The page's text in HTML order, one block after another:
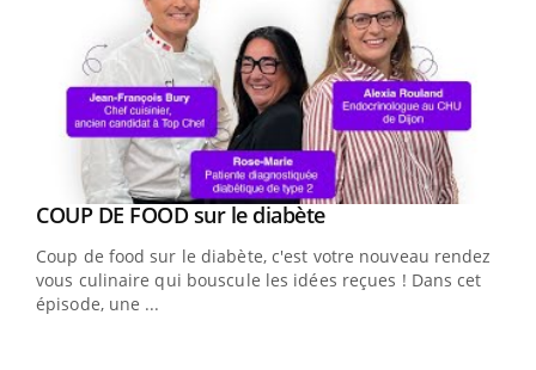
Youtube
COUP DE FOOD sur le diabèteYoutube
Coup de food sur le diabète, c'est votre nouveau rendez-
vous culinaire qui bouscule les idées reçues ! Dans cet
épisode, une ...